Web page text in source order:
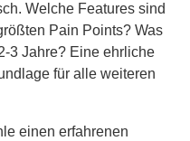
Welche Features sind
Pain Points? Was
3 Jahre? Eine ehrliche
für alle weiteren
einen erfahrenen